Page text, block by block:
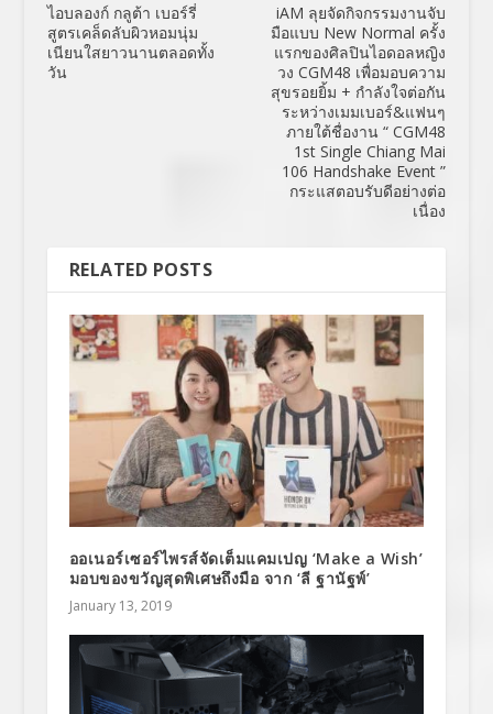
ไอบลองก์ กลูต้า เบอร์รี่
สูตรเคล็ดลับผิวหอมนุ่ม
เนียนใสยาวนานตลอดทั้ง
วัน
iAM ลุยจัดกิจกรรมงานจับ
มือแบบ New Normal ครั้ง
แรกของศิลปินไอดอลหญิง
วง CGM48 เพื่อมอบความ
สุขรอยยิ้ม + กำลังใจต่อกัน
ระหว่างเมมเบอร์&แฟนๆ
ภายใต้ชื่องาน “ CGM48
1st Single Chiang Mai
106 Handshake Event ”
กระแสตอบรับดีอย่างต่อ
เนื่อง
RELATED POSTS
ออเนอร์เซอร์ไพรส์จัดเต็มแคมเปญ ‘Make a Wish’
มอบของขวัญสุดพิเศษถึงมือ จาก ‘ลี ฐานัฐพ์’
January 13, 2019